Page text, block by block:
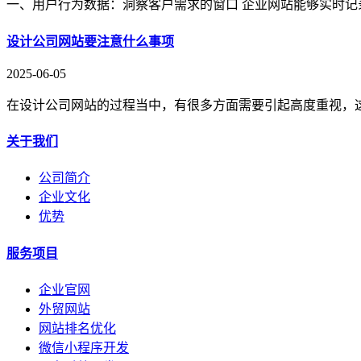
一、用户行为数据：洞察客户需求的窗口 企业网站能够实时
设计公司网站要注意什么事项
2025-06-05
在设计公司网站的过程当中，有很多方面需要引起高度重视，
关于我们
公司简介
企业文化
优势
服务项目
企业官网
外贸网站
网站排名优化
微信小程序开发